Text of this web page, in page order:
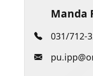
Manda
031/712-